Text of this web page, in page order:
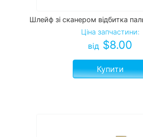
Шлейф зі сканером відбитка
Ціна запчастини:
від $8.00
Купити